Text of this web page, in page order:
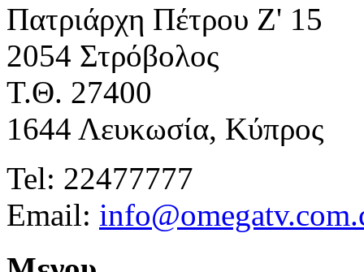
Πατριάρχη Πέτρου Ζ' 15
2054 Στρόβολος
Τ.Θ. 27400
1644 Λευκωσία, Κύπρος
Tel: 22477777
Email: